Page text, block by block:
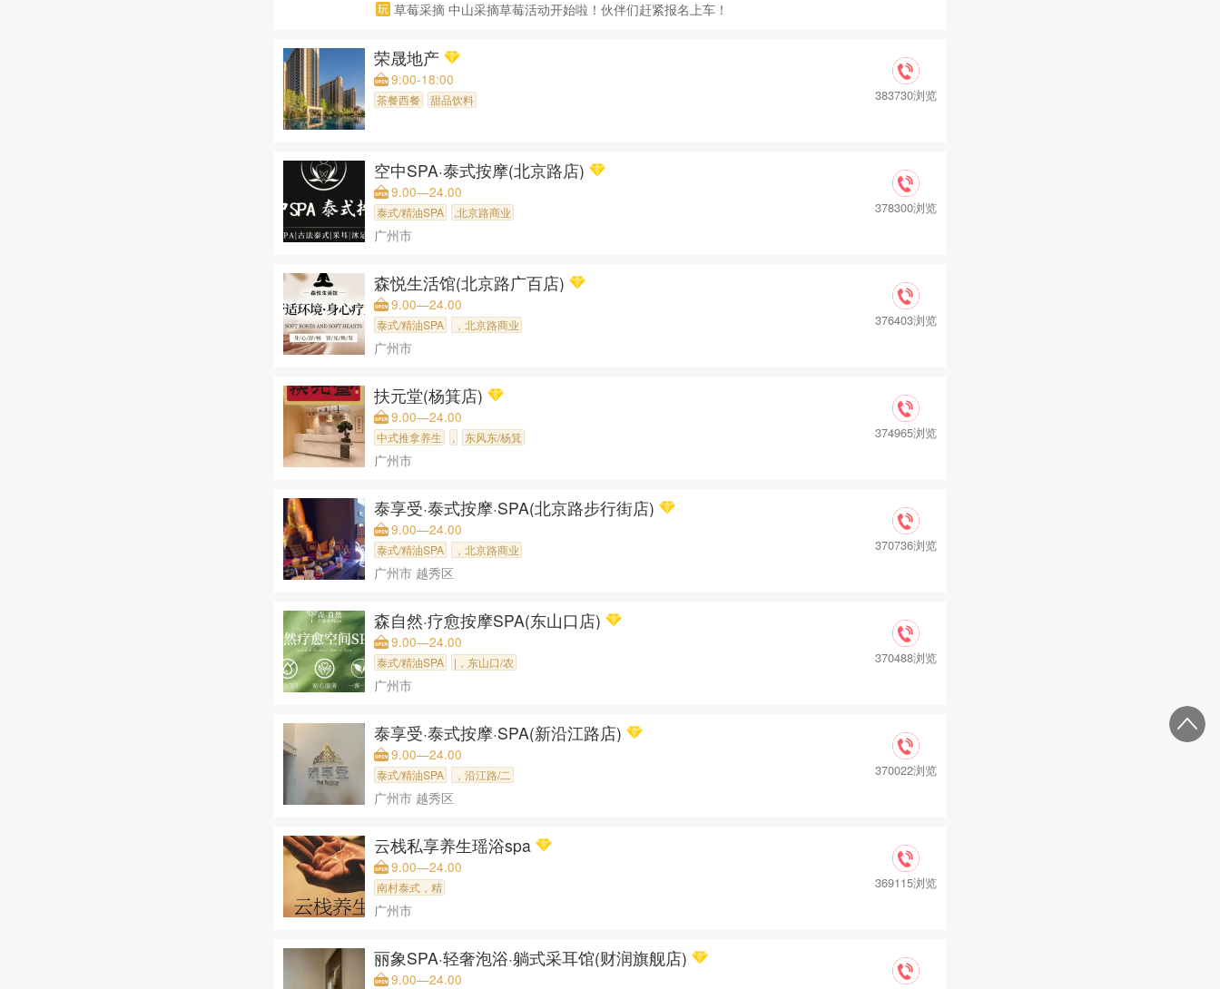
草莓采摘 中山采摘草莓活动开始啦！伙伴们赶紧报名上车！
荣晟地产
9:00-18:00
茶餐西餐 甜品饮料 383730浏览
空中SPA·泰式按摩(北京路店)
9.00—24.00
泰式/精油SPA ,北京路商业
广州市
378300浏览
森悦生活馆(北京路广百店)
9.00—24.00
泰式/精油SPA ，北京路商业
广州市
376403浏览
扶元堂(杨箕店)
9.00—24.00
中式推拿养生 , 东风东/杨箕
广州市
374965浏览
泰享受·泰式按摩·SPA(北京路步行街店)
9.00—24.00
泰式/精油SPA ，北京路商业
广州市 越秀区
370736浏览
森自然·疗愈按摩SPA(东山口店)
9.00—24.00
泰式/精油SPA |，东山口/农
广州市
370488浏览
泰享受·泰式按摩·SPA(新沿江路店)
9.00—24.00
泰式/精油SPA ，沿江路/二
广州市 越秀区
370022浏览
云栈私享养生瑶浴spa
9.00—24.00
南村泰式，精
广州市
369115浏览
丽象SPA·轻奢泡浴·躺式采耳馆(财润旗舰店)
9.00—24.00